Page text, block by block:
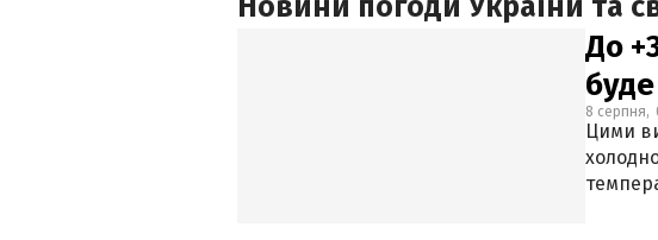
Новини погоди України та
До
8 серпня,
Цими